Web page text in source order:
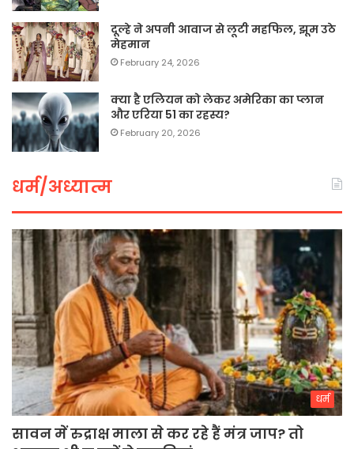
दूल्हे ने अपनी आवाज से लूटी महफिल, झूम उठे
मेहमान
February 24, 2026
क्या है एलियन को लेकर अमेरिका का प्लान
और एरिया 51 का रहस्य?
February 20, 2026
धर्म/अध्यात्म
धर्म
सावन में रुद्राक्ष माला से कर रहे हैं मंत्र जाप? तो